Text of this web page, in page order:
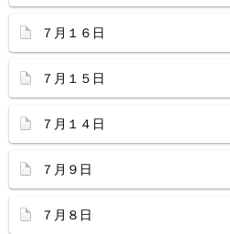
７月１６日
７月１５日
７月１４日
７月９日
７月８日